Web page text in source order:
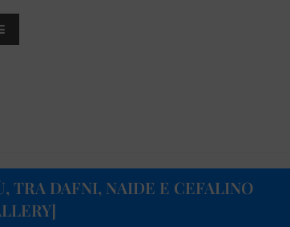
TRA DAFNI, NAIDE E CEFALINO